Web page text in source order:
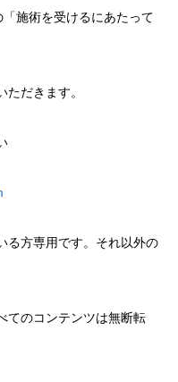
施術を受けるにあたって
だきます。
る方専用です。それ以外の
てのコンテンツは無断転